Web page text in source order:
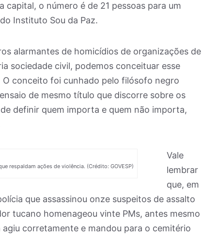
o número é de 21 pessoas para um
Instituto Sou da Paz.
alarmantes de homicídios de organizações de
sociedade civil, podemos conceituar esse
O conceito foi cunhado pelo filósofo negro
de mesmo título que discorre sobre os
definir quem importa e quem não importa,
respaldam ações de violência. (Crédito: GOVESP)
Vale
lembrar
que, em
que assassinou onze suspeitos de assalto
tucano homenageou vinte PMs, antes mesmo
agiu corretamente e mandou para o cemitério